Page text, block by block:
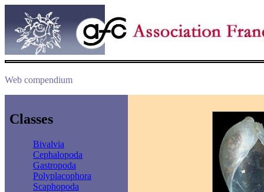
Web compendium
Classes
Bivalvia
Cephalopoda
Gastropoda
Polyplacophora
Scaphopoda